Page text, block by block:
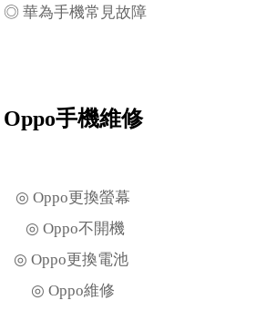
◎ 華為手機常見故障
Oppo手機維修
◎ Oppo更換螢幕
◎ Oppo不開機
◎ Oppo更換電池
◎ Oppo維修